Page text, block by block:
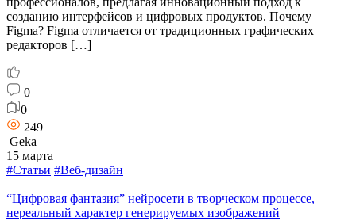
созданию интерфейсов и цифровых продуктов. Почему
Figma? Figma отличается от традиционных графических
редакторов […]
0
0
249
Geka
15 марта
#Статьи #Веб-дизайн
“Цифровая фантазия” нейросети в творческом процессе,
нереальный характер генерируемых изображений